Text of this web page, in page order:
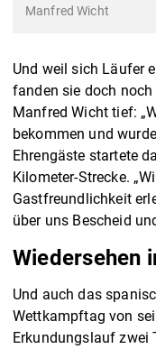
Manfred Wicht
Und weil sich Läufer
fanden sie doch
Manfred Wicht tief:
bekommen und
Ehrengäste startete
Kilometer-Strecke.
Gastfreundlichkeit
über uns Bescheid
Wiedersehen
Und auch das
Wettkampftag von
Erkundungslauf zwei